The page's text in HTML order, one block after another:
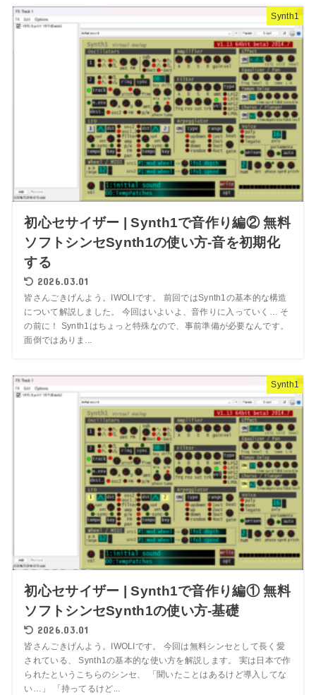
Synth1
初心セサイザー | Synth1で音作り編② 無料
ソフトシンセSynth1の使い方-音を初期化
する
2026.03.01
皆さんごきげんよう。IWOLIです。 前回ではSynth1の基本的な構造
について解説しました。 今回はいよいよ、音作りに入っていく… そ
の前に！ Synth1はちょっと特殊なので、事前準備が必要なんです。
面倒ではありま...
Synth1
初心セサイザー | Synth1で音作り編① 無料
ソフトシンセSynth1の使い方-基礎
2026.03.01
皆さんごきげんよう。IWOLIです。 今回は無料シンセとして長く愛
されている、 Synth1の基本的な使い方を解説します。 実は日本で作
られたというこちらのシンセ、 「聞いたことはあるけど導入してな
い…」 「持ってるけど...